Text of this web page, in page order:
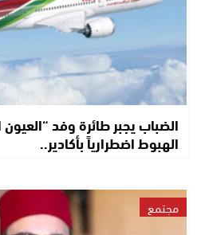
الضباب يجبر طائرة وفد
الهبوط اضطرارياً بأكادير..
مجتمع